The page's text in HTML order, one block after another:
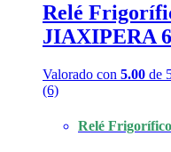
Relé
JIAXIPERA
Valorado con 5.00 de
(6)
Relé